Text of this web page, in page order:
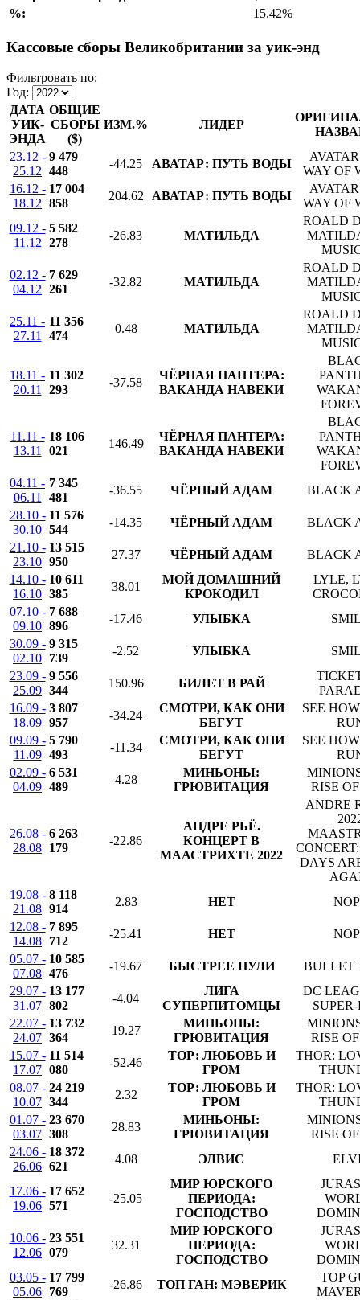
%:
15.42%
Кассовые сборы Великобритании за уик-энд
Фильтровать по:
Год:
ДАТА
УИК-
ЭНДА
ОБЩИЕ
СБОРЫ
($)
ИЗМ.% ЛИДЕР
23.12 -
25.12
9 479
448
-44.25 АВАТАР: ПУТЬ ВОДЫ
WAY OF
16.12 -
18.12
17 004
858
204.62 АВАТАР: ПУТЬ ВОДЫ
WAY OF
09.12 -
11.12
5 582
278
-26.83 МАТИЛЬДА
ROALD
02.12 -
04.12
7 629
261
-32.82 МАТИЛЬДА
ROALD
25.11 -
27.11
11 356
474
0.48 МАТИЛЬДА
ROALD
18.11 -
20.11
11 302
293
-37.58
ЧЁРНАЯ ПАНТЕРА:
ВАКАНДА НАВЕКИ
11.11 -
13.11
18 106
021
146.49
ЧЁРНАЯ ПАНТЕРА:
ВАКАНДА НАВЕКИ
04.11 -
06.11
7 345
481
-36.55 ЧЁРНЫЙ АДАМ
BLACK
28.10 -
30.10
11 576
544
-14.35 ЧЁРНЫЙ АДАМ
BLACK
21.10 -
23.10
13 515
950
27.37 ЧЁРНЫЙ АДАМ
BLACK
14.10 -
16.10
10 611
385
38.01
МОЙ ДОМАШНИЙ
КРОКОДИЛ
LYLE,
07.10 -
09.10
7 688
896
-17.46 УЛЫБКА
30.09 -
02.10
9 315
739
-2.52 УЛЫБКА
23.09 -
25.09
9 556
344
150.96 БИЛЕТ В РАЙ
16.09 -
18.09
3 807
957
-34.24
СМОТРИ, КАК ОНИ
БЕГУТ
SEE
09.09 -
11.09
5 790
493
-11.34
СМОТРИ, КАК ОНИ
БЕГУТ
SEE
02.09 -
04.09
6 531
489
4.28
МИНЬОНЫ:
ГРЮВИТАЦИЯ
RISE
26.08 -
28.08
6 263
179
-22.86
АНДРЕ РЬЁ.
КОНЦЕРТ В
МААСТРИХТЕ 2022
ANDRE
DAYS
19.08 -
21.08
8 118
914
2.83 НЕТ
12.08 -
14.08
7 895
712
-25.41 НЕТ
05.07 -
07.08
10 585
476
-19.67 БЫСТРЕЕ ПУЛИ
BULLET
29.07 -
31.07
13 177
802
-4.04
ЛИГА
СУПЕРПИТОМЦЫ
DC
22.07 -
24.07
13 732
364
19.27
МИНЬОНЫ:
ГРЮВИТАЦИЯ
RISE
15.07 -
17.07
11 514
080
-52.46
ТОР: ЛЮБОВЬ И
ГРОМ
THOR:
08.07 -
10.07
24 219
344
2.32
ТОР: ЛЮБОВЬ И
ГРОМ
THOR:
01.07 -
03.07
23 670
308
28.83
МИНЬОНЫ:
ГРЮВИТАЦИЯ
RISE
24.06 -
26.06
18 372
621
4.08 ЭЛВИС
17.06 -
19.06
17 652
571
-25.05
МИР ЮРСКОГО
ПЕРИОДА:
ГОСПОДСТВО
10.06 -
12.06
23 551
079
32.31
МИР ЮРСКОГО
ПЕРИОДА:
ГОСПОДСТВО
03.05 -
05.06
17 799
769
-26.86 ТОП ГАН: МЭВЕРИК
TOP